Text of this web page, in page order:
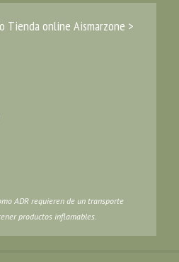
Tienda online Aismarzone >
ADR requieren de un transporte
productos inflamables.